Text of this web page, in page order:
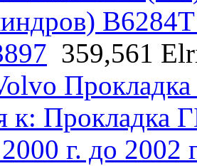
359,561
к: Прокладка
г. до 2002